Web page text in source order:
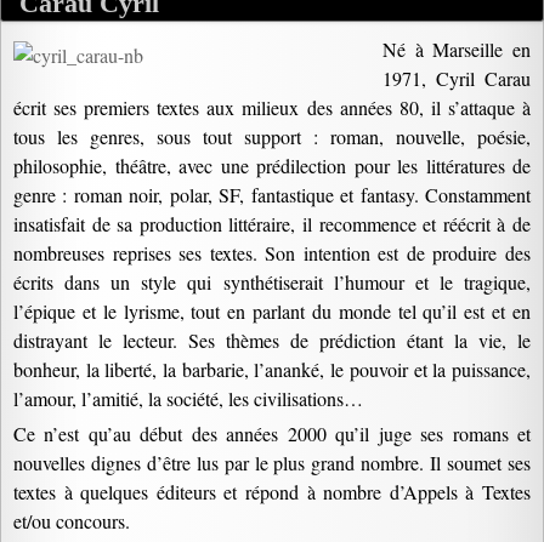
Né à Marseille en
1971, Cyril Carau
écrit ses premiers textes aux milieux des années 80, il s’attaque à
tous les genres, sous tout support : roman, nouvelle, poésie,
philosophie, théâtre, avec une prédilection pour les littératures de
genre : roman noir, polar, SF, fantastique et fantasy. Constamment
insatisfait de sa production littéraire, il recommence et réécrit à de
nombreuses reprises ses textes. Son intention est de produire des
écrits dans un style qui synthétiserait l’humour et le tragique,
l’épique et le lyrisme, tout en parlant du monde tel qu’il est et en
distrayant le lecteur. Ses thèmes de prédiction étant la vie, le
bonheur, la liberté, la barbarie, l’ananké, le pouvoir et la puissance,
l’amour, l’amitié, la société, les civilisations…
Ce n’est qu’au début des années 2000 qu’il juge ses romans et
nouvelles dignes d’être lus par le plus grand nombre. Il soumet ses
textes à quelques éditeurs et répond à nombre d’Appels à Textes
et/ou concours.